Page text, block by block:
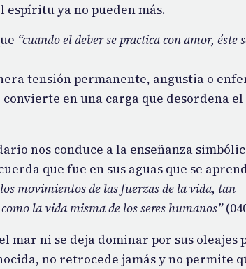
espíritu ya no pueden más.
“cuando el deber se practica con amor, éste
tensión permanente, angustia o
en una carga que desordena
nos conduce a la enseñanza
que fue en sus aguas que se
movimientos de las fuerzas de la vida, tan
la vida misma de los seres humanos”
mar ni se deja dominar por sus oleajes
no retrocede jamás y no permite